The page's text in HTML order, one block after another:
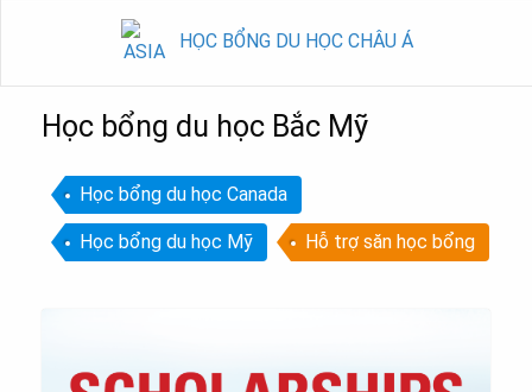
HỌC BỔNG DU HỌC CHÂU Á
Học bổng du học Bắc Mỹ
Học bổng du học Canada
Học bổng du học Mỹ Hỗ trợ săn học bổng